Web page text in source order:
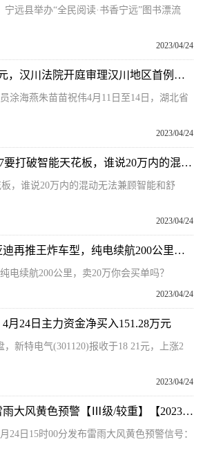
宁远县举办“全民阅读·书香宁远”图书漂流
2023/04/24
736人被骗1200余万元，汉川法院开庭审理汉川地区首例涉水产养殖合同诈骗案件_信息
涂海燕朱苗苗祝伟4月11日至14日，湖北省
2023/04/24
世界观热点：银河L7要打破智能天花板，谁说20万内的混动无法兼顾智能和舒适？
，谁说20万内的混动无法兼顾智能和舒
2023/04/24
【世界时快讯】比亚迪再推王炸车型，纯电续航200公里，卖20万你会买单吗？
电续航200公里，卖20万你会买单吗？
2023/04/24
月24日主力资金净买入151.28万元
，新特电气(301120)报收于18 21元，上涨2
2023/04/24
海口市气象台发布雷雨大风黄色预警【Ⅲ级/较重】【2023-04-24】 焦点速讯
24日15时00分发布雷雨大风黄色预警信号：